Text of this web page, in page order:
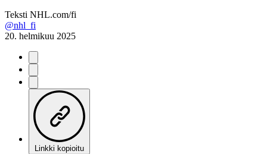
Teksti NHL.com/fi
@nhl_fi
20. helmikuu 2025
Linkki kopioitu